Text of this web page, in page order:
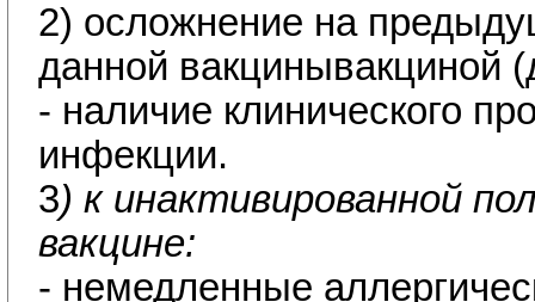
2) осложнение на
данной вакцинывакциной
- наличие клинического
инфекции.
3) к инактивированной
вакцине:
- немедленные